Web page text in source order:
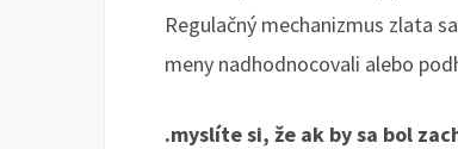
Regulačný mechanizmus zlata
meny nadhodnocovali alebo
.myslíte si, že ak by sa bol